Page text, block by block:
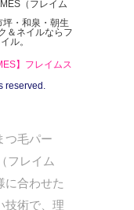
（フレイム
・和泉・朝生
＆ネイルならフ
ル。
】フレイムス
reserved.
つ毛パー
フレイム
に合わせた
技術で、理